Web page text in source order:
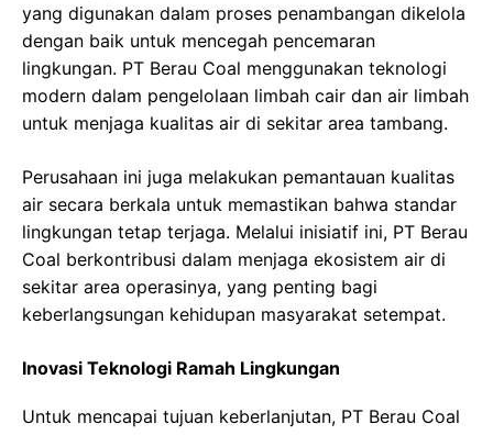
yang digunakan dalam proses penambangan dikelola
dengan baik untuk mencegah pencemaran
lingkungan. PT Berau Coal menggunakan teknologi
modern dalam pengelolaan limbah cair dan air limbah
untuk menjaga kualitas air di sekitar area tambang.
Perusahaan ini juga melakukan pemantauan kualitas
air secara berkala untuk memastikan bahwa standar
lingkungan tetap terjaga. Melalui inisiatif ini, PT Berau
Coal berkontribusi dalam menjaga ekosistem air di
sekitar area operasinya, yang penting bagi
keberlangsungan kehidupan masyarakat setempat.
Inovasi Teknologi Ramah Lingkungan
Untuk mencapai tujuan keberlanjutan, PT Berau Coal